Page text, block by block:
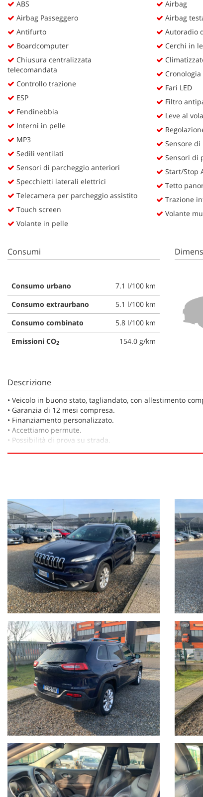
ABS
Airbag Passeggero
Antifurto
Boardcomputer
Chiusura centralizzata
telecomandata
Controllo trazione
ESP
Fendinebbia
Interni in pelle
MP3
Sedili ventilati
Sensori di parcheggio anteriori
Specchietti laterali elettrici
Telecamera per parcheggio assistito
Touch screen
Volante in pelle
Airbag
Airbag
Autoradio
Cerchi in
Fari LED
Filtro
Leve al
Sensore di
Sensori di
Start/Stop
Tetto
Trazione
Volante
Consumi
Consumo urbano
7.1 l/100 km
Consumo extraurbano
5.1 l/100 km
Consumo combinato
5.8 l/100 km
Emissioni CO2 154.0 g/km
Descrizione
•⁠ ⁠Veicolo in buono stato, tagliandato, con allestimento
•⁠ ⁠Garanzia di 12 mesi compresa.
•⁠ ⁠Finanziamento personalizzato.
•⁠ ⁠Accettiamo permute.
•⁠ ⁠Possibilità di prova su strada.
ESPERIENZA VENTENNALE , SERIETA' E COMPETENZA,
LE GARANZIE RILASCIATE SONO UTILIZZABILI IN TUTTO IL
FINANZIAMENTI PERSONALIZZABILI CON TASSI
Il prezzo indicato del veicolo non include i seguenti costi,
•Tagliando di manutenzione ordinaria (se necessario)
•Revisione ministeriale (se in scadenza)
•Eventuali interventi o ripristini meccanici ed estetici non
specificamente indicati nell’annuncio
•Passaggio di proprieta
Il veicolo viene venduto nello stato in cui si trova, con
Si consiglia di verificare la disponibilità effettiva della
Auto Italia si scusa per eventuali imprecisioni dovessero
gradito un contatto telefonico per ottenere conferma su
questi
strumenti
di
si
rimanda
alla
cookie
policy.
Puoi
rivedere
modificare
le
tue
scelte
in
qualsiasi
momento.
Cookie delle preferenze
Cookie per il miglioramento dell'esperienza